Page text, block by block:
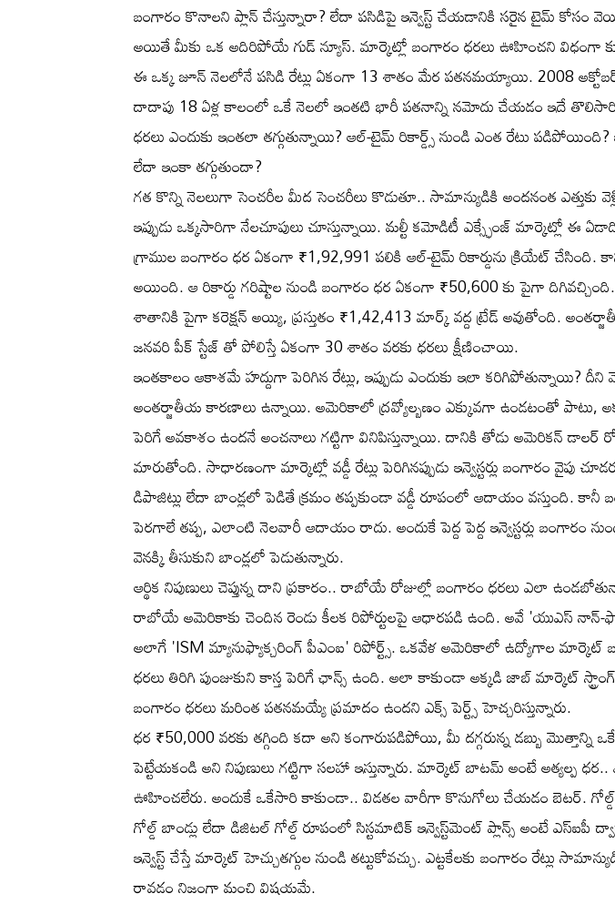
బంగారం కొనాలని ప్లాన్ చేస్తున్నారా? లేదా పసిడిపై ఇన్వెస్ట్ చేయడానికి సరైన టైమ్ కోసం
అయితే మీకు ఒక అదిరిపోయే గుడ్ న్యూస్. మార్కెట్లో బంగారం ధరలు ఊహించని విధంగా
ఈ ఒక్క జూన్ నెలలోనే పసిడి రేట్లు ఏకంగా 13 శాతం మేర పతనమయ్యాయి. 2008
దాదాపు 18 ఏళ్ల కాలంలో ఒకే నెలలో ఇంతటి భారీ పతనాన్ని నమోదు చేయడం ఇదే
ధరలు ఎందుకు ఇంతలా తగ్గుతున్నాయి? ఆల్-టైమ్ రికార్డ్స్ నుండి ఎంత రేటు
లేదా ఇంకా తగ్గుతుందా?
గత కొన్ని నెలలుగా సెంచరీల మీద సెంచరీలు కొడుతూ.. సామాన్యుడికి అందనంత ఎత్తుకు
ఇప్పుడు ఒక్కసారిగా నేలచూపులు చూస్తున్నాయి. మల్టీ కమోడిటీ ఎక్స్ఛేంజ్ మార్కెట్లో ఈ
గ్రాముల బంగారం ధర ఏకంగా ₹1,92,991 పలికి ఆల్-టైమ్ రికార్డును క్రియేట్ చేసింది. కానీ
అయింది. ఆ రికార్డు గరిష్టాల నుండి బంగారం ధర ఏకంగా ₹50,600 కు పైగా
శాతానికి పైగా కరెక్షన్ అయ్యి, ప్రస్తుతం ₹1,42,413 మార్క్ వద్ద ట్రేడ్ అవుతోంది.
జనవరి పీక్ స్టేజ్ తో పోలిస్తే ఏకంగా 30 శాతం వరకు ధరలు క్షీణించాయి.
ఇంతకాలం ఆకాశమే హద్దుగా పెరిగిన రేట్లు, ఇప్పుడు ఎందుకు ఇలా కరిగిపోతున్నాయి? దీని
అంతర్జాతీయ కారణాలు ఉన్నాయి. అమెరికాలో ద్రవ్యోల్బణం ఎక్కువగా ఉండటంతో పాటు,
పెరిగే అవకాశం ఉందనే అంచనాలు గట్టిగా వినిపిస్తున్నాయి. దానికి తోడు అమెరికన్ డాలర్
మారుతోంది. సాధారణంగా మార్కెట్లో వడ్డీ రేట్లు పెరిగినప్పుడు ఇన్వెస్టర్లు బంగారం వైపు
డిపాజిట్లు లేదా బాండ్లలో పెడితే క్రమం తప్పకుండా వడ్డీ రూపంలో ఆదాయం వస్తుంది. కానీ
పెరగాలే తప్ప, ఎలాంటి నెలవారీ ఆదాయం రాదు. అందుకే పెద్ద పెద్ద ఇన్వెస్టర్లు బంగారం
వెనక్కి తీసుకుని బాండ్లలో పెడుతున్నారు.
ఆర్థిక నిపుణులు చెప్తున్న దాని ప్రకారం.. రాబోయే రోజుల్లో బంగారం ధరలు ఎలా
రాబోయే అమెరికాకు చెందిన రెండు కీలక రిపోర్టులపై ఆధారపడి ఉంది. అవే 'యుఎస్
అలాగే 'ISM మ్యానుఫ్యాక్చరింగ్ పీఎంఐ' రిపోర్ట్స్. ఒకవేళ అమెరికాలో ఉద్యోగాల మార్కెట్
ధరలు తిరిగి పుంజుకుని కాస్త పెరిగే ఛాన్స్ ఉంది. అలా కాకుండా అక్కడి జాబ్ మార్కెట్
బంగారం ధరలు మరింత పతనమయ్యే ప్రమాదం ఉందని ఎక్స్ పెర్ట్స్ హెచ్చరిస్తున్నారు.
ధర ₹50,000 వరకు తగ్గింది కదా అని కంగారుపడిపోయి, మీ దగ్గరున్న డబ్బు మొత్తాన్ని
పెట్టేయకండి అని నిపుణులు గట్టిగా సలహా ఇస్తున్నారు. మార్కెట్ బాటమ్ అంటే అత్యల్ప
ఊహించలేరు. అందుకే ఒకేసారి కాకుండా.. విడతల వారీగా కొనుగోలు చేయడం బెటర్.
గోల్డ్ బాండ్లు లేదా డిజిటల్ గోల్డ్ రూపంలో సిస్టమాటిక్ ఇన్వెస్ట్‌మెంట్ ప్లాన్స్ అంటే ఎస్ఐపీ
ఇన్వెస్ట్ చేస్తే మార్కెట్ హెచ్చుతగ్గుల నుండి తట్టుకోవచ్చు. ఎట్టకేలకు బంగారం రేట్లు
రావడం నిజంగా మంచి విషయమే.